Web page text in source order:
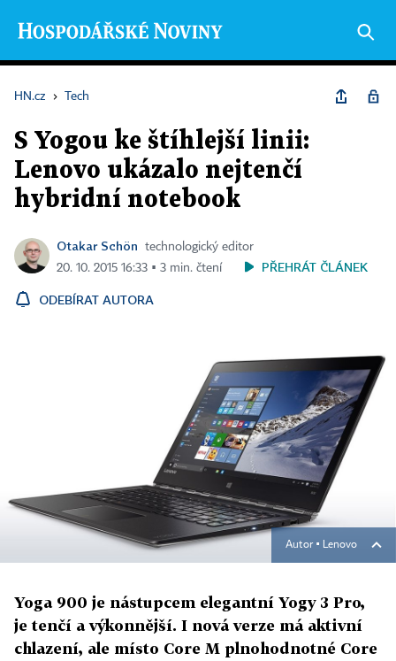
HN.cz › Tech
S Yogou ke štíhlejší linii:
Lenovo ukázalo nejtenčí
hybridní notebook
Otakar Schön
technologický editor
20. 10. 2015 16:33 ▪ 3 min. čtení
PŘEHRÁT ČLÁNEK
ODEBÍRAT AUTORA
Autor ▪ Lenovo
Yoga 900 je nástupcem elegantní Yogy 3 Pro,
je tenčí a výkonnější. I nová verze má aktivní
chlazení, ale místo Core M plnohodnotné Core